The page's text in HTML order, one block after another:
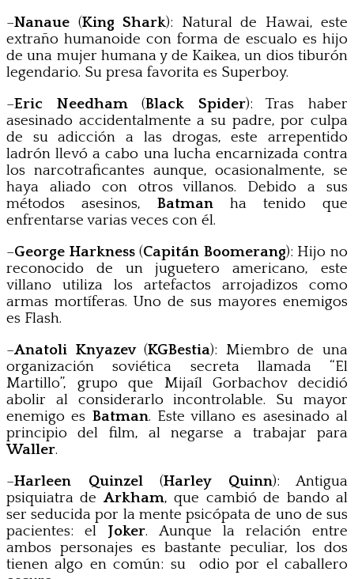
–Nanaue (King Shark): Natural de Hawai, este
extraño humanoide con forma de escualo es hijo
de una mujer humana y de Kaikea, un dios tiburón
legendario. Su presa favorita es Superboy.
–Eric Needham(Black Spider): Tras haber
asesinado accidentalmente a su padre, por culpa
de su adicción a las drogas, este arrepentido
ladrón llevó a cabo una lucha encarnizada contra
los narcotraficantes aunque, ocasionalmente, se
haya aliado con otros villanos. Debido a sus
métodos asesinos, Batman ha tenido que
enfrentarse varias veces con él.
–George Harkness(Capitán Boomerang): Hijo no
reconocido de un juguetero americano, este
villano utiliza los artefactos arrojadizos como
armas mortíferas. Uno de sus mayores enemigos
es Flash.
–Anatoli Knyazev(KGBestia): Miembro de una
organización soviética secreta llamada “El
Martillo”, grupo que Mijaíl Gorbachov decidió
abolir al considerarlo incontrolable. Su mayor
enemigo es Batman. Este villano es asesinado al
principio del film, al negarse a trabajar para
Waller.
–Harleen Quinzel(Harley Quinn): Antigua
psiquiatra de Arkham, que cambió de bando al
ser seducida por la mente psicópata de uno de sus
pacientes: el Joker. Aunque la relación entre
ambos personajes es bastante peculiar, los dos
tienen algo en común: su odio por el caballero